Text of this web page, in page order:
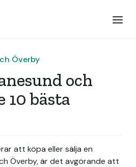
Överby
och
10 bästa
att köpa eller sälja en
Överby, är det avgörande att